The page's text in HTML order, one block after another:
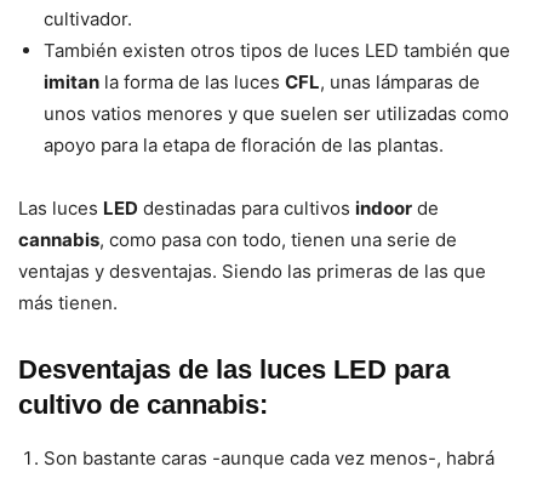
cultivador.
También existen otros tipos de luces LED también que
imitan la forma de las luces CFL, unas lámparas de
unos vatios menores y que suelen ser utilizadas como
apoyo para la etapa de floración de las plantas.
Las luces LED destinadas para cultivos indoor de
cannabis, como pasa con todo, tienen una serie de
ventajas y desventajas. Siendo las primeras de las que
más tienen.
Desventajas de las luces LED para
cultivo de cannabis:
Son bastante caras -aunque cada vez menos-, habrá